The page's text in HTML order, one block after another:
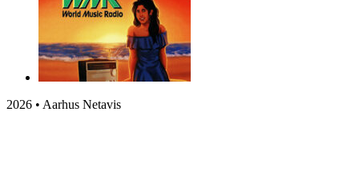
2026 • Aarhus Netavis